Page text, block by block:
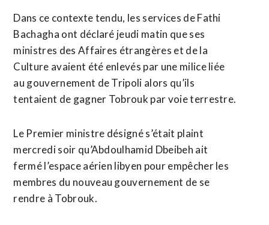
Dans ce contexte tendu, les services de Fathi
Bachagha ont déclaré jeudi matin que ses
ministres des Affaires étrangères et de la
Culture avaient été enlevés par une milice liée
au gouvernement de Tripoli alors qu’ils
tentaient de gagner Tobrouk par voie terrestre.
Le Premier ministre désigné s’était plaint
mercredi soir qu’Abdoulhamid Dbeibeh ait
fermé l’espace aérien libyen pour empêcher les
membres du nouveau gouvernement de se
rendre à Tobrouk.